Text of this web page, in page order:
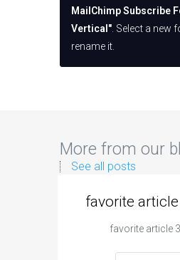
MailChimp Subscribe
Vertical" . Select a new
rename it.
More from our
See all posts
favorite
favorite article